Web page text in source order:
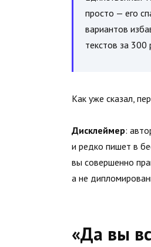
просто — его
вариантов
текстов за 300
Как уже сказал,
Дисклеймер:
и редко пишет в
вы совершенно
а не
«Да вы